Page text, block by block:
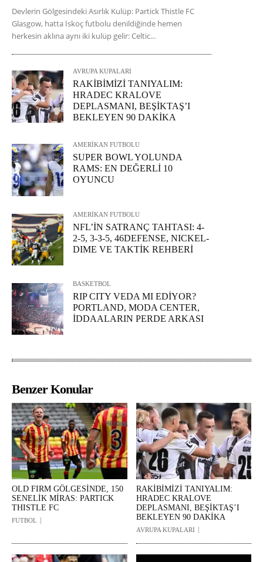
Devlerin Gölgesindeki Asırlık Kulüp: Partick Thistle FC
Glasgow, hatta İskoç futbolu denildiğinde hemen
herkesin aklına aynı iki kulüp gelir: Celtic...
AVRUPA KUPALARI
RAKİBİMİZİ TANIYALIM:
HRADEC KRALOVE
DEPLASMANI, BEŞİKTAŞ’I
BEKLEYEN 90 DAKİKA
AMERİKAN FUTBOLU
SUPER BOWL YOLUNDA
RAMS: EN DEĞERLİ 10
OYUNCU
AMERİKAN FUTBOLU
NFL’İN SATRANÇ TAHTASI: 4-
2-5, 3-3-5, 46DEFENSE, NICKEL-
DIME VE TAKTİK REHBERİ
BASKETBOL
RIP CITY VEDA MI EDİYOR?
PORTLAND, MODA CENTER,
İDDAALARIN PERDE ARKASI
Benzer Konular
OLD FIRM GÖLGESİNDE, 150
SENELİK MİRAS: PARTICK
THISTLE FC
FUTBOL
RAKİBİMİZİ TANIYALIM:
HRADEC KRALOVE
DEPLASMANI, BEŞİKTAŞ’I
BEKLEYEN 90 DAKİKA
AVRUPA KUPALARI